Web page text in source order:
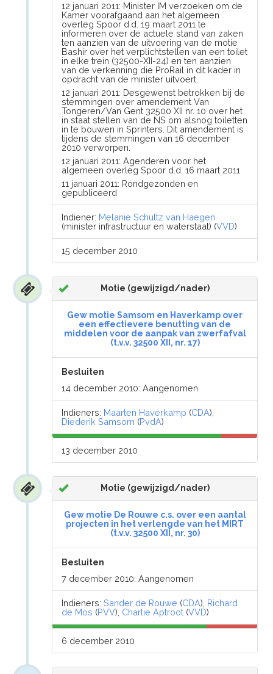
12 januari 2011: Minister IM verzoeken om de
Kamer voorafgaand aan het algemeen
overleg Spoor d.d. 19 maart 2011 te
informeren over de actuele stand van zaken
ten aanzien van de uitvoering van de motie
Bashir over het verplichtstellen van een toilet
in elke trein (32500-XII-24) en ten aanzien
van de verkenning die ProRail in dit kader in
opdracht van de minister uitvoert.
12 januari 2011: Desgewenst betrokken bij de
stemmingen over amendement Van
Tongeren/Van Gent 32500 XII nr. 10 over het
in staat stellen van de NS om alsnog toiletten
in te bouwen in Sprinters. Dit amendement is
tijdens de stemmingen van 16 december
2010 verworpen.
12 januari 2011: Agenderen voor het
algemeen overleg Spoor d.d. 16 maart 2011
11 januari 2011: Rondgezonden en
gepubliceerd
Indiener: Melanie Schultz van Haegen
(minister infrastructuur en waterstaat) (VVD)
15 december 2010
Motie (gewijzigd/nader)
Gew motie Samsom en Haverkamp over
een effectievere benutting van de
middelen voor de aanpak van zwerfafval
(t.v.v. 32500 XII, nr. 17)
Besluiten
14 december 2010: Aangenomen
Indieners: Maarten Haverkamp (CDA),
Diederik Samsom (PvdA)
13 december 2010
Motie (gewijzigd/nader)
Gew motie De Rouwe c.s. over een aantal
projecten in het verlengde van het MIRT
(t.v.v. 32500 XII, nr. 30)
Besluiten
7 december 2010: Aangenomen
Indieners:Sander de Rouwe (CDA), Richard
de Mos (PVV), Charlie Aptroot (VVD)
6 december 2010